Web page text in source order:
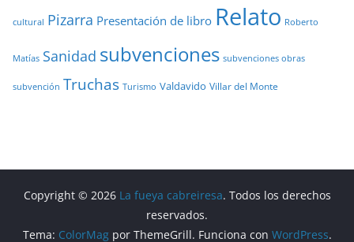
cultural Pizarra Presentación de libro Relato Roberto
Matías Sanidad subvenciones subvenciones obras
subvención Truchas Turismo Valdavido Villar del Monte
Copyright © 2026 La fueya cabreiresa. Todos los derechos
reservados.
Tema: ColorMagpor ThemeGrill. Funciona con WordPress.